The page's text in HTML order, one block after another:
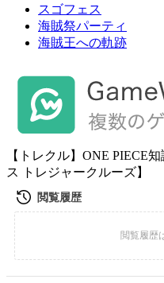
スゴフェス
海賊祭パーティ
海賊王への軌跡
【トレクル】ONE PIECE
ス トレジャークルーズ】